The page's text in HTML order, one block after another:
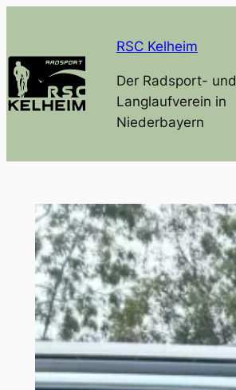
springen
RSC Kelheim
Der Radsport- und
Langlaufverein in
Niederbayern